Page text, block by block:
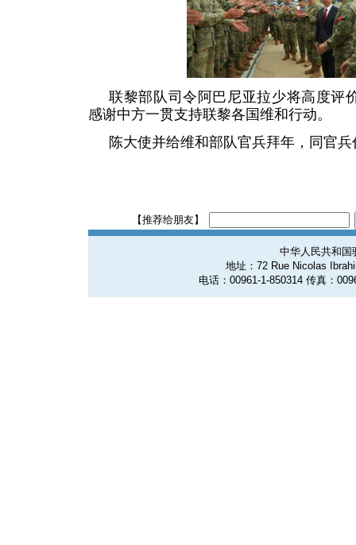
联黎部队司令阿巴尼亚拉少将高度评
感谢中方一贯支持联黎各国维和行动。
陈大使并给维和部队官兵拜年，同官
【推荐给朋友】
中华人民共和国
地址：72 Rue Nicolas
电话：00961-1-850314 传真：